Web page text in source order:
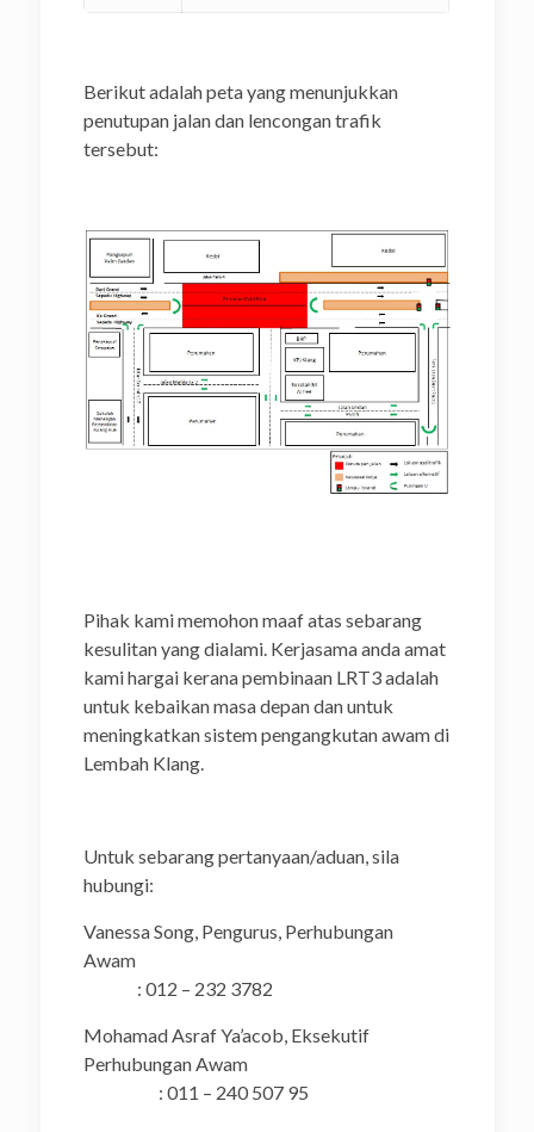
Berikut adalah peta yang menunjukkan
penutupan jalan dan lencongan trafik
tersebut:
Pihak kami memohon maaf atas sebarang
kesulitan yang dialami. Kerjasama anda amat
kami hargai kerana pembinaan LRT3 adalah
untuk kebaikan masa depan dan untuk
meningkatkan sistem pengangkutan awam di
Lembah Klang.
Untuk sebarang pertanyaan/aduan, sila
hubungi:
Vanessa Song, Pengurus, Perhubungan
Awam
: 012 – 232 3782
Mohamad Asraf Ya’acob, Eksekutif
Perhubungan Awam
: 011 – 240 507 95